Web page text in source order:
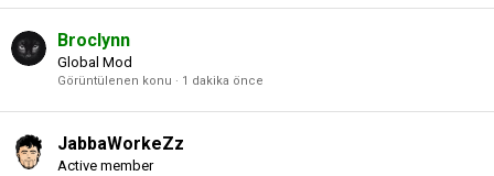
Broclynn
Global Mod
Görüntülenen konu 1 dakika önce
JabbaWorkeZz
Active member